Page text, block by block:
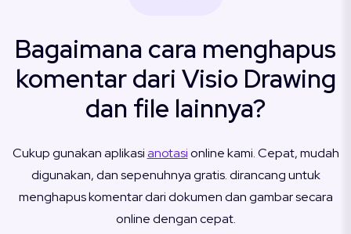
Bagaimana cara menghapus
komentar dari Visio Drawing
dan file lainnya?
Cukup gunakan aplikasianotasionline kami. Cepat, mudah
digunakan, dan sepenuhnya gratis. dirancang untuk
menghapus komentar dari dokumen dan gambar secara
online dengan cepat.